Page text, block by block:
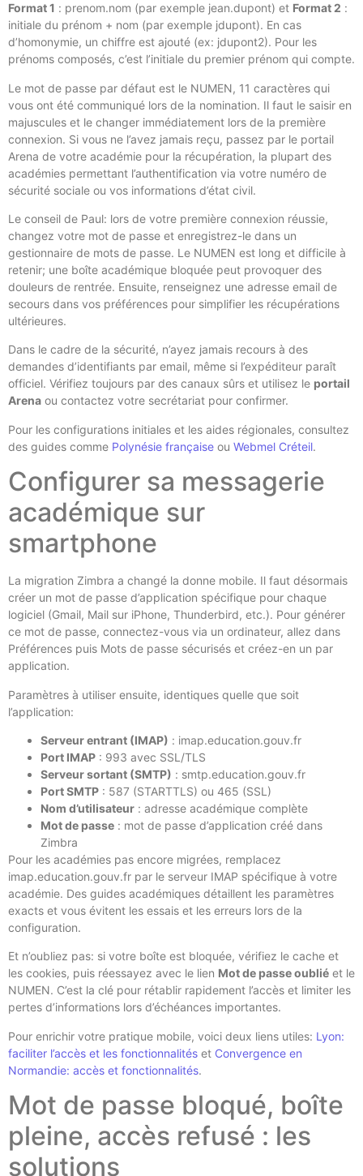
Format 1 : prenom.nom (par exemple jean.dupont) et Format 2 :
initiale du prénom + nom (par exemple jdupont). En cas
d’homonymie, un chiffre est ajouté (ex: jdupont2). Pour les
prénoms composés, c’est l’initiale du premier prénom qui compte.
Le mot de passe par défaut est le NUMEN, 11 caractères qui
vous ont été communiqué lors de la nomination. Il faut le saisir en
majuscules et le changer immédiatement lors de la première
connexion. Si vous ne l’avez jamais reçu, passez par le portail
Arena de votre académie pour la récupération, la plupart des
académies permettant l’authentification via votre numéro de
sécurité sociale ou vos informations d’état civil.
Le conseil de Paul: lors de votre première connexion réussie,
changez votre mot de passe et enregistrez-le dans un
gestionnaire de mots de passe. Le NUMEN est long et difficile à
retenir; une boîte académique bloquée peut provoquer des
douleurs de rentrée. Ensuite, renseignez une adresse email de
secours dans vos préférences pour simplifier les récupérations
ultérieures.
Dans le cadre de la sécurité, n’ayez jamais recours à des
demandes d’identifiants par email, même si l’expéditeur paraît
officiel. Vérifiez toujours par des canaux sûrs et utilisez le portail
Arena ou contactez votre secrétariat pour confirmer.
Pour les configurations initiales et les aides régionales, consultez
des guides comme Polynésie française ou Webmel Créteil.
Configurer sa messagerie
académique sur
smartphone
La migration Zimbra a changé la donne mobile. Il faut désormais
créer un mot de passe d’application spécifique pour chaque
logiciel (Gmail, Mail sur iPhone, Thunderbird, etc.). Pour générer
ce mot de passe, connectez-vous via un ordinateur, allez dans
Préférences puis Mots de passe sécurisés et créez-en un par
application.
Paramètres à utiliser ensuite, identiques quelle que soit
l’application:
Serveur entrant (IMAP) : imap.education.gouv.fr
Port IMAP : 993 avec SSL/TLS
Serveur sortant (SMTP) : smtp.education.gouv.fr
Port SMTP : 587 (STARTTLS) ou 465 (SSL)
Nom d’utilisateur : adresse académique complète
Mot de passe : mot de passe d’application créé dans
Zimbra
Pour les académies pas encore migrées, remplacez
imap.education.gouv.fr par le serveur IMAP spécifique à votre
académie. Des guides académiques détaillent les paramètres
exacts et vous évitent les essais et les erreurs lors de la
configuration.
Et n’oubliez pas: si votre boîte est bloquée, vérifiez le cache et
les cookies, puis réessayez avec le lien Mot de passe oublié et le
NUMEN. C’est la clé pour rétablir rapidement l’accès et limiter les
pertes d’informations lors d’échéances importantes.
Pour enrichir votre pratique mobile, voici deux liens utiles: Lyon:
faciliter l’accès et les fonctionnalités et Convergence en
Normandie: accès et fonctionnalités.
Mot de passe bloqué, boîte
pleine, accès refusé : les
solutions